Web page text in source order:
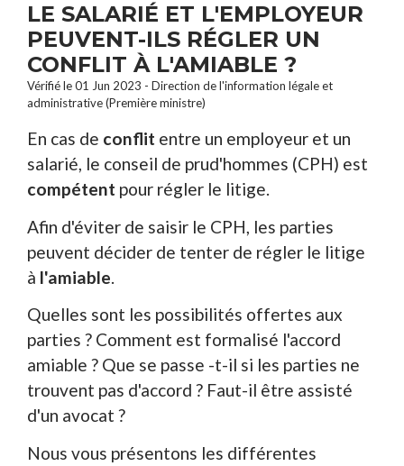
LE SALARIÉ ET L'EMPLOYEUR
PEUVENT-ILS RÉGLER UN
CONFLIT À L'AMIABLE ?
Vérifié le 01 Jun 2023 - Direction de l'information légale et
administrative (Première ministre)
En cas de conflit entre un employeur et un
salarié, le conseil de prud'hommes (CPH) est
compétent pour régler le litige.
Afin d'éviter de saisir le CPH, les parties
peuvent décider de tenter de régler le litige
à l'amiable.
Quelles sont les possibilités offertes aux
parties ? Comment est formalisé l'accord
amiable ? Que se passe -t-il si les parties ne
trouvent pas d'accord ? Faut-il être assisté
d'un avocat ?
Nous vous présentons les différentes